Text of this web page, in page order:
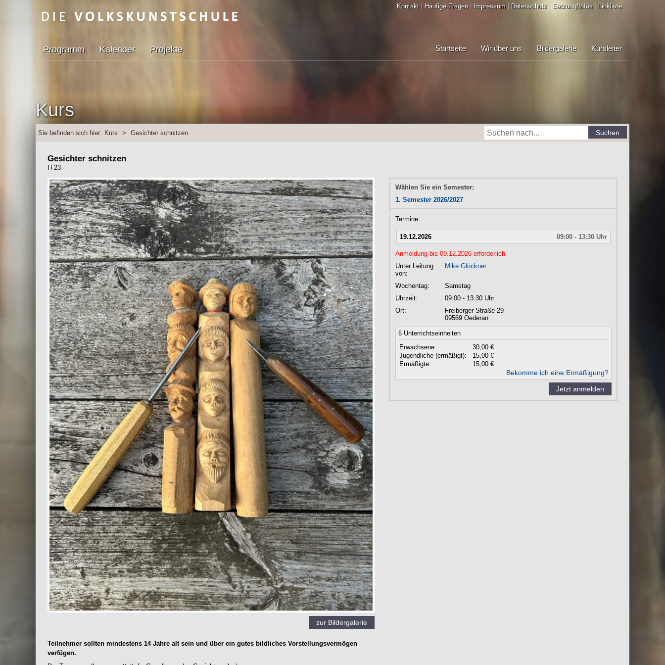
Kontakt Häufige Fragen Impressum Datenschutz Satzung/Infos Linkliste
Programm Kalender Projekte Kursleiter
Bildergalerie
Wir über uns
Startseite
Kurs
Sie befinden sich hier: Kurs > Gesichter schnitzen Suchen
Gesichter schnitzen
H-23
zur Bildergalerie
Teilnehmer sollten mindestens 14 Jahre alt sein und über ein gutes bildliches Vorstellungsvermögen
verfügen.
Wählen Sie ein Semester:
1. Semester 2026/2027
Termine:
09:00 - 13:30 Uhr
19.12.2026
Anmeldung bis 09.12.2026 erforderlich
Unter Leitung
von:
Mike Glöckner
Wochentag:
Samstag
Uhrzeit:
09:00 - 13:30 Uhr
Ort:
Freiberger Straße 29
09569 Oederan
6 Unterrichtseinheiten
Erwachsene:
30,00 €
Jugendliche (ermäßigt):
15,00 €
Ermäßigte:
15,00 €
Bekomme ich eine Ermäßigung?
Jetzt anmelden